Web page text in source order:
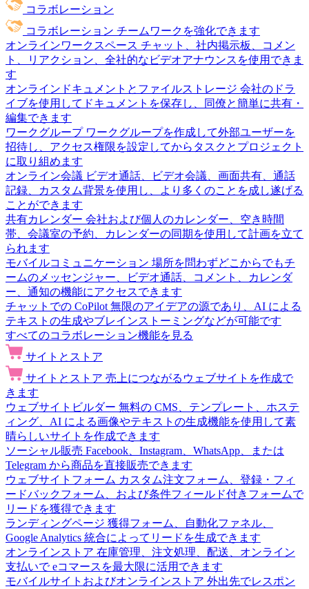
コラボレーション
コラボレーション チームワークを強化できます
オンラインワークスペース チャット、社内掲示板、コメン
ト、リアクション、全社的なビデオアナウンスを使用できま
す
オンラインドキュメントとファイルストレージ 会社のドラ
イブを使用してドキュメントを保存し、同僚と簡単に共有・
編集できます
ワークグループ ワークグループを作成して外部ユーザーを
招待し、アクセス権限を設定してからタスクとプロジェクト
に取り組めます
オンライン会議 ビデオ通話、ビデオ会議、画面共有、通話
記録、カスタム背景を使用し、より多くのことを成し遂げる
ことができます
共有カレンダー 会社および個人のカレンダー、空き時間
帯、会議室の予約、カレンダーの同期を使用して計画を立て
られます
モバイルコミュニケーション 場所を問わずどこからでもチ
ームのメッセンジャー、ビデオ通話、コメント、カレンダ
ー、通知の機能にアクセスできます
チャットでの CoPilot 無限のアイデアの源であり、AI による
テキストの生成やブレインストーミングなどが可能です
すべてのコラボレーション機能を見る
サイトとストア
サイトとストア 売上につながるウェブサイトを作成で
きます
ウェブサイトビルダー 無料の CMS、テンプレート、ホステ
ィング、AI による画像やテキストの生成機能を使用して素
晴らしいサイトを作成できます
ソーシャル販売 Facebook、Instagram、WhatsApp、または
Telegram から商品を直接販売できます
ウェブサイトフォーム カスタム注文フォーム、登録・フィ
ードバックフォーム、および条件フィールド付きフォームで
リードを獲得できます
ランディングページ 獲得フォーム、自動化ファネル、
Google Analytics 統合によってリードを生成できます
オンラインストア 在庫管理、注文処理、配送、オンライン
支払いで eコマースを最大限に活用できます
モバイルサイトおよびオンラインストア 外出先でレスポン